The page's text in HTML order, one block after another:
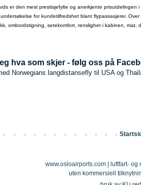
er den mest prestisjefylte og anerkjente
for kundetilfredshet blant flypassasjerer.
ombordstigning, setekomfort, renslighet i kabinen, mat,
hva som skjer - følg oss på
Norwegians langdistansefly til USA og
www.osloairports.com | luftfart-
uten kommersiell